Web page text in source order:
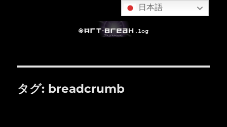
タグ: breadcrumb
日本語